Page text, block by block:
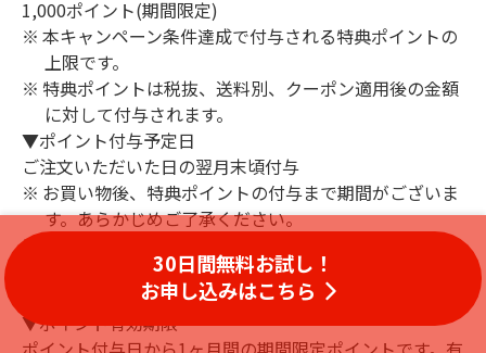
30日間無料お試し！
お申し込みはこちら
1,000ポイント(期間限定)
本キャンペーン条件達成で付与される特典ポイントの
上限です。
特典ポイントは税抜、送料別、クーポン適用後の金額
に対して付与されます。
▼ポイント付与予定日
ご注文いただいた日の翌月末頃付与
お買い物後、特典ポイントの付与まで期間がございま
す。あらかじめご了承ください。
特典ポイントは、付与予定日までにお買い物のキャン
セルや金額修正があった場合、付与対象外となること
があります。
▼ポイント有効期限